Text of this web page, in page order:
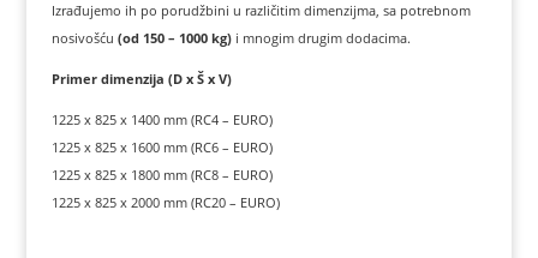
Izrađujemo ih po porudžbini u različitim dimenzijma, sa potrebnom
nosivošću (od 150 – 1000 kg)i mnogim drugim dodacima.
Primer dimenzija (D x Š x V)
1225 x 825 x 1400 mm (RC4 – EURO)
1225 x 825 x 1600 mm (RC6 – EURO)
1225 x 825 x 1800 mm (RC8 – EURO)
1225 x 825 x 2000 mm (RC20 – EURO)